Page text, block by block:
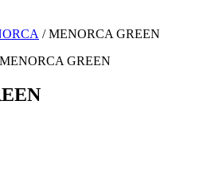
/ MENORCA GREEN
MENORCA GREEN